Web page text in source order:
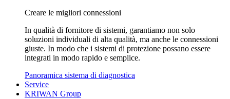
Creare le migliori connessioni
In qualità di fornitore di sistemi, garantiamo non solo
soluzioni individuali di alta qualità, ma anche le connessioni
giuste. In modo che i sistemi di protezione possano essere
integrati in modo rapido e semplice.
Panoramica sistema di diagnostica
Service
KRIWAN Group